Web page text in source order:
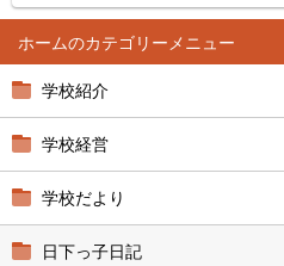
ホーム
学校紹介
学校経営
学校だより
日下っ子日記